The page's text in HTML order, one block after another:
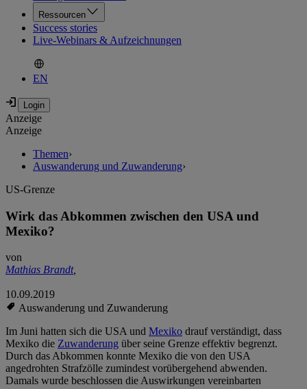
Ressourcen
Success stories
Live-Webinars & Aufzeichnungen
EN
Anzeige
Anzeige
Themen›
Auswanderung und Zuwanderung›
US-Grenze
Wirk das Abkommen zwischen den USA und
Mexiko?
von
Mathias Brandt,
10.09.2019
Auswanderung und Zuwanderung
Im Juni hatten sich die USA und Mexiko drauf verständigt, dass
Mexiko die Zuwanderung über seine Grenze effektiv begrenzt.
Durch das Abkommen konnte Mexiko die von den USA
angedrohten Strafzölle zumindest vorübergehend abwenden.
Damals wurde beschlossen die Auswirkungen vereinbarten